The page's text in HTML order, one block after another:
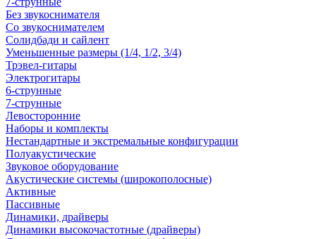
Без звукоснимателя
Со звукоснимателем
Солидбади и сайлент
Уменьшенные размеры (1/4, 1/2, 3/4)
Трэвел-гитары
Электрогитары
6-струнные
7-струнные
Левосторонние
Наборы и комплекты
Нестандартные и экстремальные конфигурации
Полуакустические
Звуковое оборудование
Акустические системы (широкополосные)
Активные
Пассивные
Динамики, драйверы
Динамики высокочастотные (драйверы)